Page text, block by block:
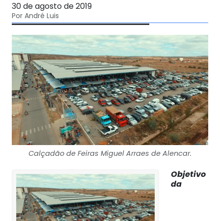
30 de agosto de 2019
Por André Luis
Calçadão de Feiras Miguel Arraes de Alencar.
Objetivo
da